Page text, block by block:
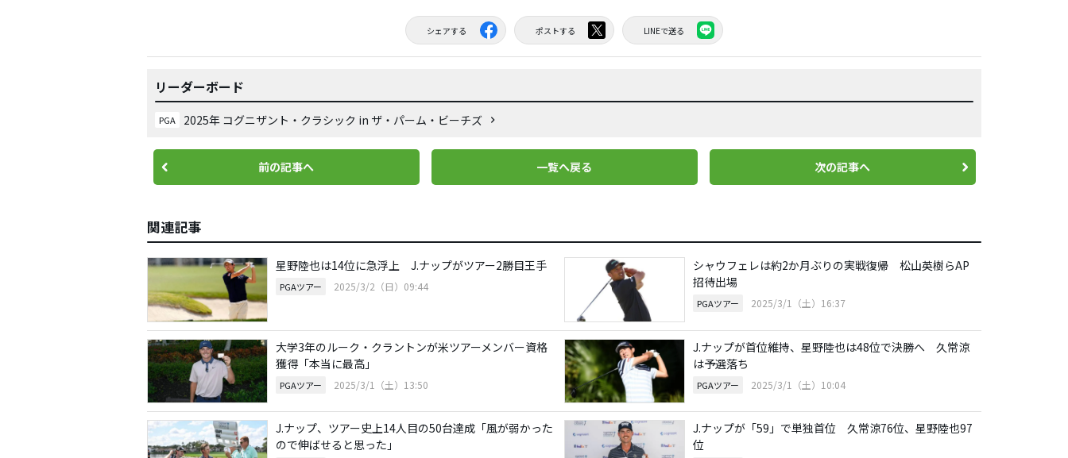
シェアする ポストする LINEで送る
リーダーボード
PGA 2025年 コグニザント・クラシック in ザ・パーム・ビーチズ
前の記事へ 一覧へ戻る 次の記事へ
関連記事
星野陸也は14位に急浮上 J.ナップがツアー2勝目王手
PGAツアー 2025/3/2（日）09:44
シャウフェレは約2か月ぶりの実戦復帰 松山英樹らAP
招待出場
PGAツアー 2025/3/1（土）16:37
大学3年のルーク・クラントンが米ツアーメンバー資格
獲得「本当に最高」
PGAツアー 2025/3/1（土）13:50
J.ナップが首位維持、星野陸也は48位で決勝へ 久常涼
は予選落ち
PGAツアー 2025/3/1（土）10:04
J.ナップ、ツアー史上14人目の50台達成「風が弱かった
ので伸ばせると思った」
J.ナップが「59」で単独首位 久常涼76位、星野陸也97
位